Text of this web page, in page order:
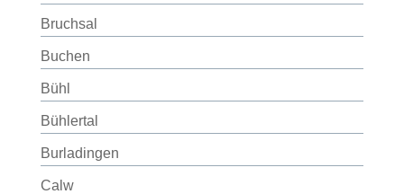
Bruchsal
Buchen
Bühl
Bühlertal
Burladingen
Calw